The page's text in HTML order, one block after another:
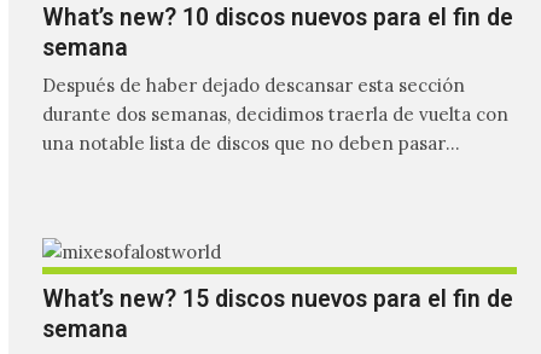
What’s new? 10 discos nuevos para el fin de
semana
Después de haber dejado descansar esta sección
durante dos semanas, decidimos traerla de vuelta con
una notable lista de discos que no deben pasar
What’s new? 15 discos nuevos para el fin de
semana